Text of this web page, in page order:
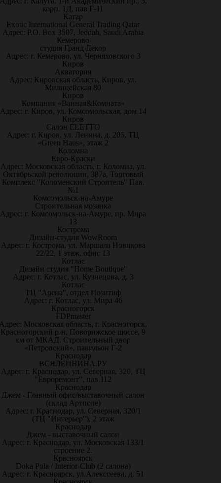
корп. 1Д, пав Г-11
Катар
Exotic International General Trading Qatar
Адрес: P.O. Box 3507, Jeddah, Saudi Arabia
Кемерово
студия Гранд Декор
Адрес: г. Кемерово, ул. Черняховского 3
Киров
Акватория
Адрес: Кировская область, Киров, ул.
Милицейская 80
Киров
Компания «Ванная&Комната»
Адрес: г. Киров, ул. Комсомольская, дом 14
Киров
Салон ELETTO
Адрес: г. Киров, ул. Ленина, д. 205, ТЦ
«Green Haus», этаж 2
Коломна
Евро-Краски
Адрес: Московская область, г. Коломна, ул.
Октябрьской революции, 387а, Торговый
Комплекс "Коломенский Строитель" Пав.
№1
Комсомольск-на-Амуре
Строительная мозаика
Адрес: г. Комсомольск-на-Амуре, пр. Мира
13
Кострома
Дизайн-студия WowRoom
Адрес: г. Кострома, ул. Маршала Новикова
22/22, 1 этаж, офис 13
Котлас
Дизайн студия "Home Boutique"
Адрес: г. Котлас, ул. Кузнецова, д. 3
Котлас
ТЦ "Арена", отдел Позитиф
Адрес: г. Котлас, ул. Мира 46
Красногорск
FDPmaster
Московская область, г. Красногорск,
Красногорский р-н, Новорижское шоссе, 9
км от МКАД. Строительный двор
«Петровский», павильон Г-2
Краснодар
ВСЯЛЕПНИНА.РУ
Адрес: г. Краснодар, ул. Северная, 320, ТЦ
"Евроремонт", пав.112
Краснодар
Джем - Главный офис/выставочный салон
(склад Артполе)
Адрес: г. Краснодар, ул. Северная, 320/1
(ТЦ "Интерьер"), 2 этаж
Краснодар
Джем - выставочный салон
Адрес: г. Краснодар, ул. Московская 133/1
строение 2.
Красноярск
Doka Pola / Interior-Club (2 салона)
Адрес: г. Красноярск, ул.Алекссеева, д. 51